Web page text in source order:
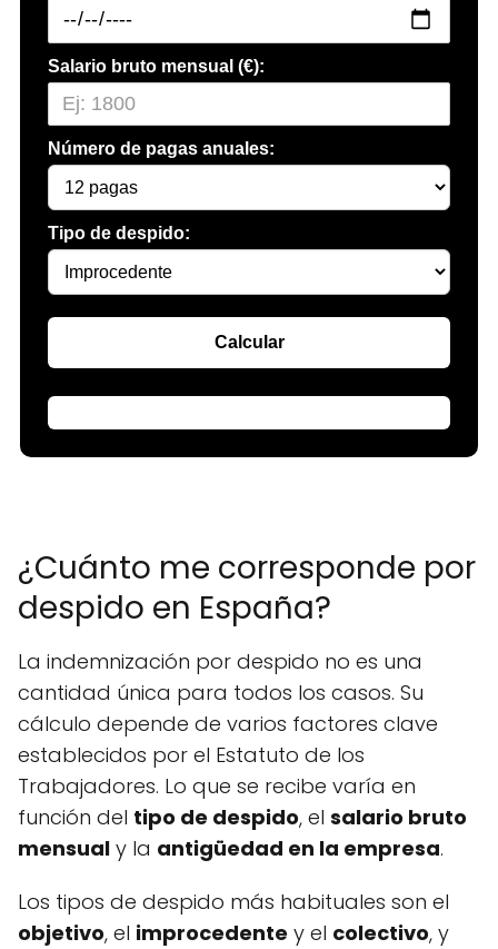
Salario bruto mensual (€):
Número de pagas anuales:
Tipo de despido:
Calcular
¿Cuánto me corresponde por
despido en España?
La indemnización por despido no es una
cantidad única para todos los casos. Su
cálculo depende de varios factores clave
establecidos por el Estatuto de los
Trabajadores. Lo que se recibe varía en
función del tipo de despido, el salario bruto
mensual y la antigüedad en la empresa.
Los tipos de despido más habituales son el
objetivo, el improcedente y el colectivo, y